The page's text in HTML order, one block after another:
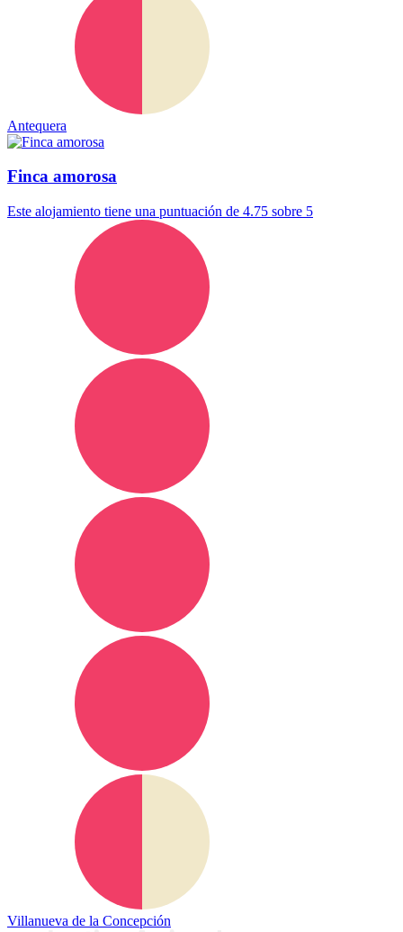
Antequera
Finca amorosa
Este alojamiento tiene una puntuación de 4.75 sobre 5
Villanueva de la Concepción